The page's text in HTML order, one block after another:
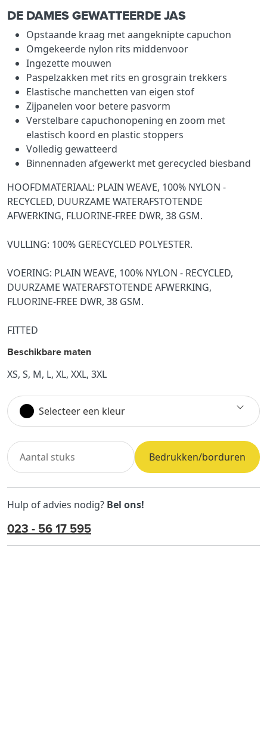
DE DAMES GEWATTEERDE JAS
Opstaande kraag met aangeknipte capuchon
Omgekeerde nylon rits middenvoor
Ingezette mouwen
Paspelzakken met rits en grosgrain trekkers
Elastische manchetten van eigen stof
Zijpanelen voor betere pasvorm
Verstelbare capuchonopening en zoom met
elastisch koord en plastic stoppers
Volledig gewatteerd
Binnennaden afgewerkt met gerecycled biesband
HOOFDMATERIAAL: PLAIN WEAVE, 100% NYLON -
RECYCLED, DUURZAME WATERAFSTOTENDE
AFWERKING, FLUORINE-FREE DWR, 38 GSM.
VULLING: 100% GERECYCLED POLYESTER.
VOERING: PLAIN WEAVE, 100% NYLON - RECYCLED,
DUURZAME WATERAFSTOTENDE AFWERKING,
FLUORINE-FREE DWR, 38 GSM.
FITTED
Beschikbare maten
XS, S, M, L, XL, XXL, 3XL
Selecteer een kleur
Bedrukken/borduren
Hulp of advies nodig? Bel ons!
023 - 56 17 595